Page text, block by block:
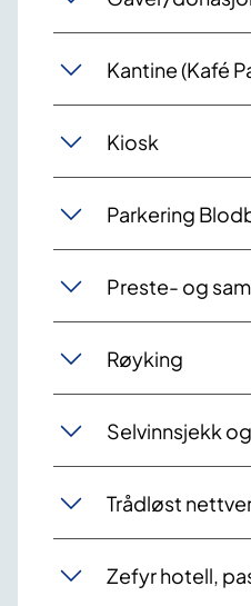
Kantine (Kafé
Kiosk
Parkering
Preste- og
Røyking
Selvinnsjekk
Trådløst
Zefyr hotell,